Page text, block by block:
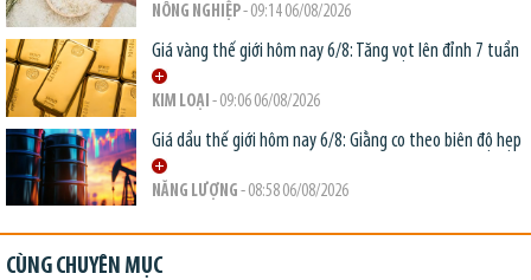
NÔNG NGHIỆP- 09:14 06/08/2026
Giá vàng thế giới hôm nay 6/8: Tăng vọt lên đỉnh 7 tuần
KIM LOẠI - 09:06 06/08/2026
Giá dầu thế giới hôm nay 6/8: Giằng co theo biên độ hẹp
NĂNG LƯỢNG - 08:58 06/08/2026
CÙNG CHUYÊN MỤC